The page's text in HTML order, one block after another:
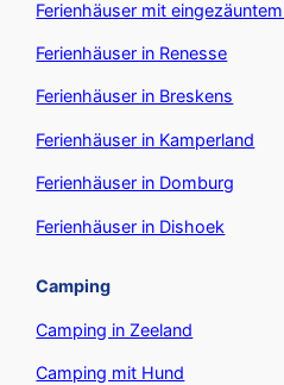
Ferienhäuser mit
Ferienhäuser in Renesse
Ferienhäuser in Breskens
Ferienhäuser in Kamperland
Ferienhäuser in Domburg
Ferienhäuser in Dishoek
Camping
Camping in Zeeland
Camping mit Hund